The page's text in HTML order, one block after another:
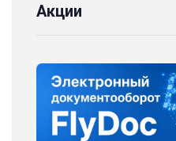
Акции